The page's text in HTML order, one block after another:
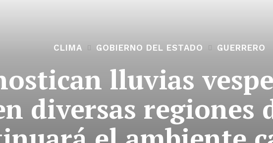
CLIMA GOBIERNO DEL ESTADO GUERRERO
lluvias
diversas regiones